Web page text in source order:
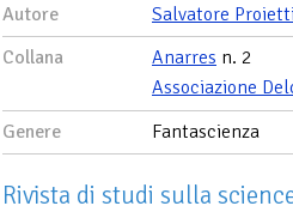
Autore
Salvatore
Collana
Anarres n. 2
Associazione
Genere
Fantascienza
Rivista di studi sulla